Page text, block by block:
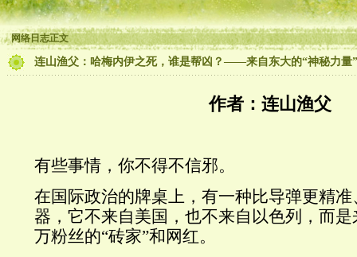
网络日志正文
连山渔父：哈梅内伊之死，谁是帮凶？——来自东大的“神秘力量”
作者：连山渔父
有些事情，你不得不信邪。
在国际政治的牌桌上，有一种比导弹更精
器，它不来自美国，也不来自以色列，而
万粉丝的“砖家”和网红。